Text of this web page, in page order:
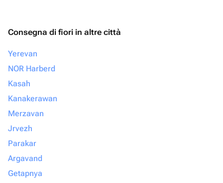
Consegna di fiori in altre città
Yerevan
NOR Harberd
Kasah
Kanakerawan
Merzavan
Jrvezh
Parakar
Argavand
Getapnya